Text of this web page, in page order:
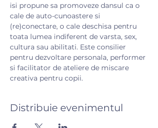
isi propune sa promoveze dansul ca o
cale de auto-cunoastere si
(re)conectare, o cale deschisa pentru
toata lumea indiferent de varsta, sex,
cultura sau abilitati. Este consilier
pentru dezvoltare personala, performer
si facilitator de ateliere de miscare
creativa pentru copii.
Distribuie evenimentul